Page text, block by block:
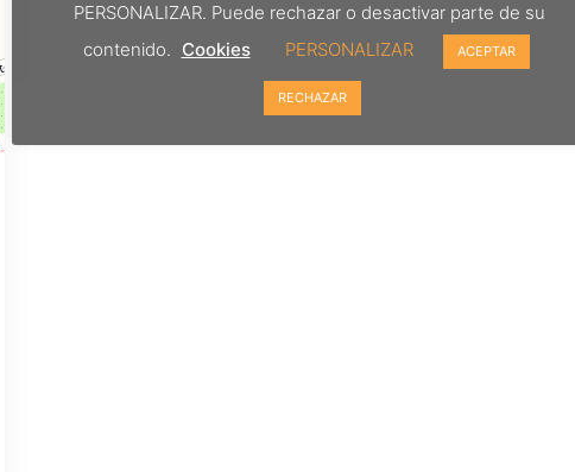
PERSONALIZAR. Puede rechazar o desactivar parte de su
contenido. Cookies PERSONALIZAR ACEPTAR
RECHAZAR